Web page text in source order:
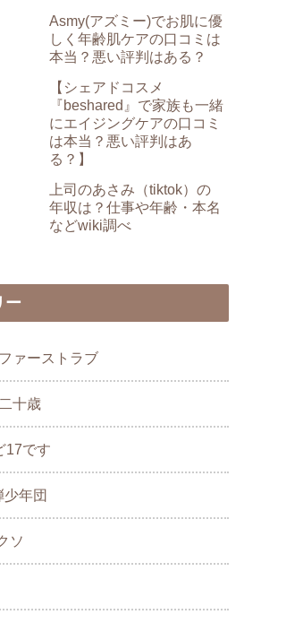
Asmy(アズミー)でお肌に優
しく年齢肌ケアの口コミは
本当？悪い評判はある？
【シェアドコスメ
『beshared』で家族も一緒
にエイジングケアの口コミ
は本当？悪い評判はあ
る？】
上司のあさみ（tiktok）の
年収は？仕事や年齢・本名
などwiki調べ
ー
ァーストラブ
十歳
17です
少年団
ソ